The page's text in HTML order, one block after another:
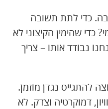
כדי לתת תשובה
כדי שהימין הקיצוני לא
נבודד אותו – צריך
להתגייס נגדן מוזמן.
דמוקרטיה וצדק. לא